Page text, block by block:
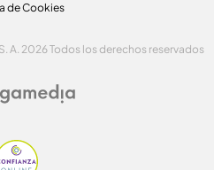
de Cookies
A. 2026 Todos los derechos reservados